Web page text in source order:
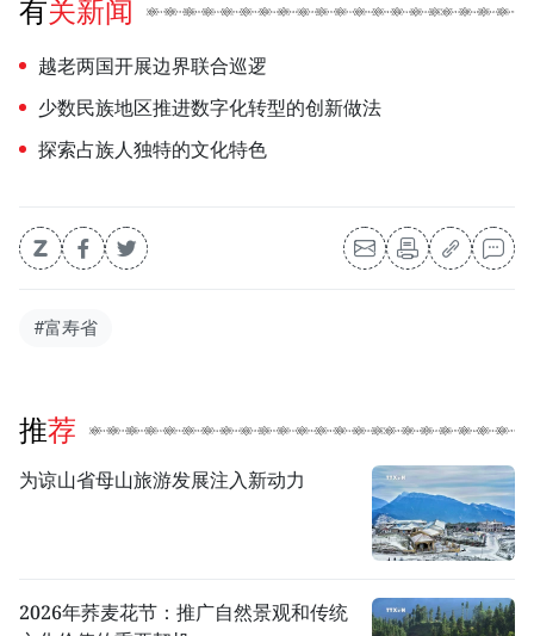
有关新闻
越老两国开展边界联合巡逻
少数民族地区推进数字化转型的创新做法
探索占族人独特的文化特色
#富寿省
推荐
为谅山省母山旅游发展注入新动力
2026年荞麦花节：推广自然景观和传统